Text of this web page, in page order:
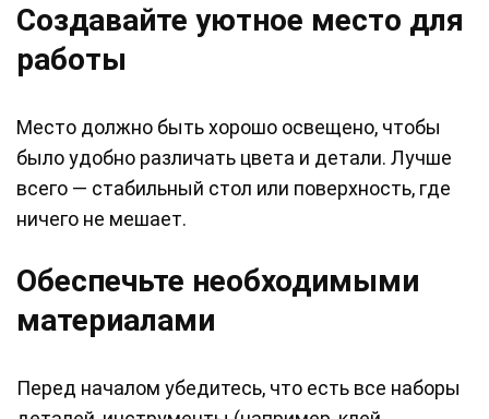
Создавайте уютное место для
работы
Место должно быть хорошо освещено, чтобы
было удобно различать цвета и детали. Лучше
всего — стабильный стол или поверхность, где
ничего не мешает.
Обеспечьте необходимыми
материалами
Перед началом убедитесь, что есть все наборы